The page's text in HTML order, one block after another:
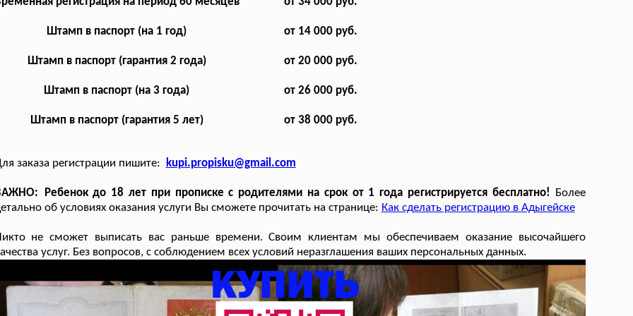
Штамп в паспорт (на 1 год) от 14 000 руб.
Штамп в паспорт (гарантия 2 года) от 20 000 руб.
Штамп в паспорт (на 3 года) от 26 000 руб.
Штамп в паспорт (гарантия 5 лет) от 38 000 руб.
заказа регистрации пишите: kupi.propisku@gmail.com
Ребенок до 18 лет при прописке с родителями на срок от 1 года регистрируется бесплатно!
Более
об условиях оказания услуги Вы сможете прочитать на странице: Как сделать регистрацию в Адыгейске
не сможет выписать вас раньше времени. Своим клиентам мы обеспечиваем оказание высочайшего
услуг. Без вопросов, с соблюдением всех условий неразглашения ваших персональных данных.